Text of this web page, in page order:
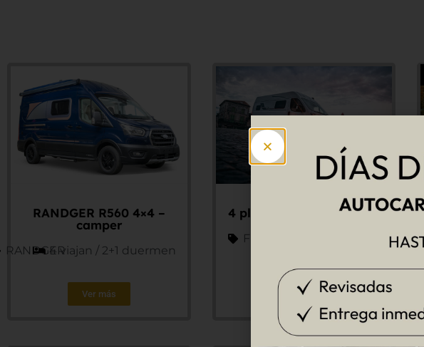
RANDGER R560 4×4 –
camper
RANDGER4 viajan / 2+1 duermen
Ver más
4 plazas RANDGER R600
Fiat - Randger
Ver más